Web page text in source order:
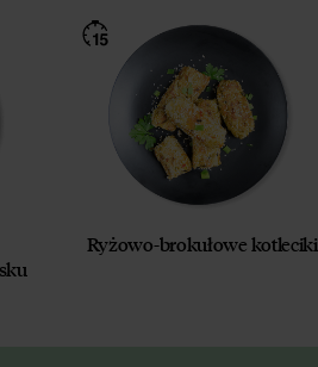
Ryżowo-brokułowe kotleciki